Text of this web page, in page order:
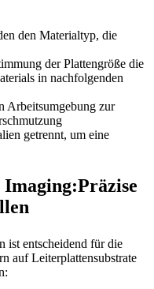
den Materialtyp, die
der Plattengröße die
in nachfolgenden
Arbeitsumgebung zur
getrennt, um eine
ist entscheidend für die
auf Leiterplattensubstrate